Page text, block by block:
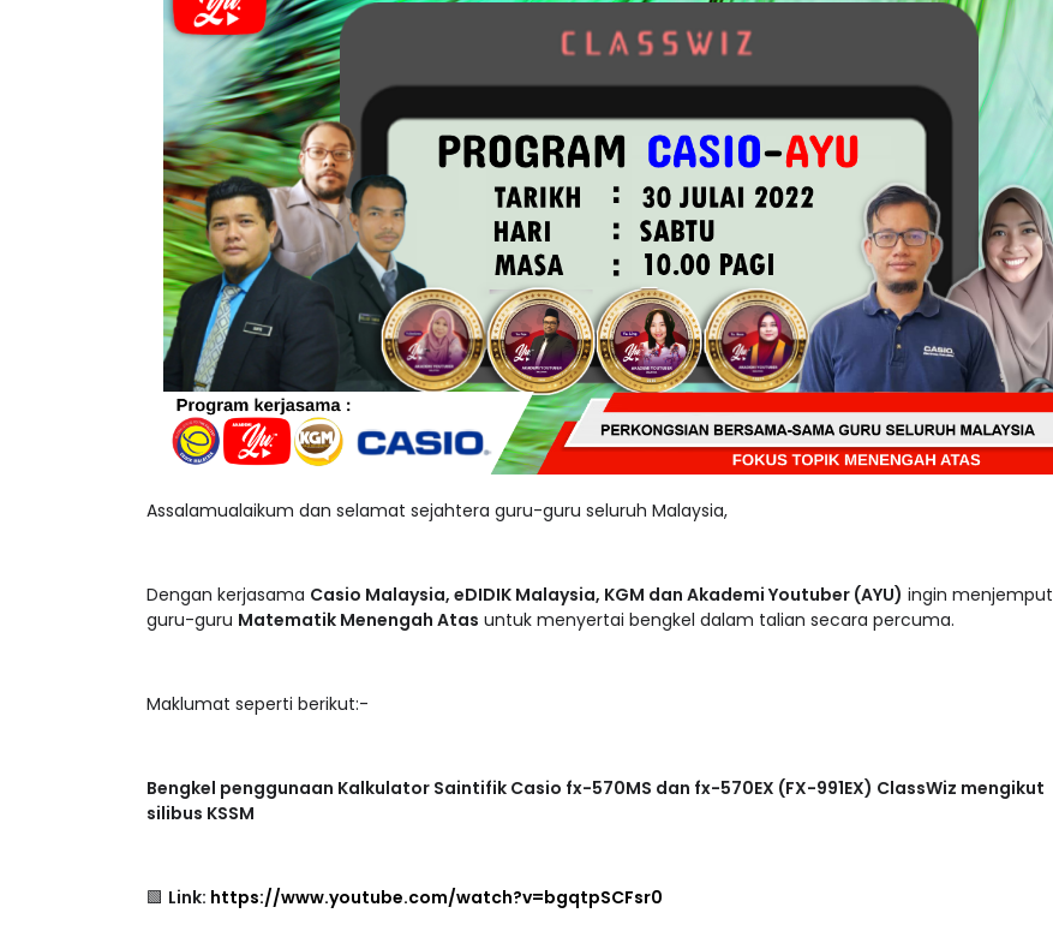
Assalamualaikum dan selamat sejahtera guru-guru seluruh Malaysia,
Dengan kerjasama Casio Malaysia, eDIDIK Malaysia, KGM dan Akademi Youtuber (AYU) ingin menjemput
guru-guru Matematik Menengah Atas untuk menyertai bengkel dalam talian secara percuma.
Maklumat seperti berikut:-
Bengkel penggunaan Kalkulator Saintifik Casio fx-570MS dan fx-570EX (FX-991EX) ClassWiz mengikut
silibus KSSM
🟩 Link: https://www.youtube.com/watch?v=bgqtpSCFsr0